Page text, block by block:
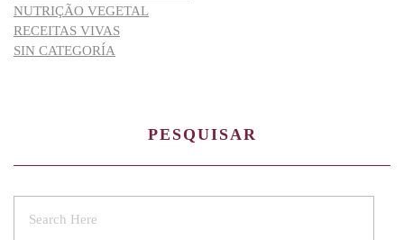
NUTRIÇÃO VEGETAL
RECEITAS VIVAS
SIN CATEGORÍA
PESQUISAR